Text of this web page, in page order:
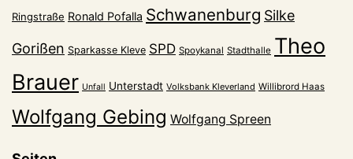
Ringstraße Ronald Pofalla Schwanenburg Silke
Gorißen Sparkasse Kleve SPD Spoykanal Stadthalle Theo
Brauer Unfall Unterstadt Volksbank Kleverland Willibrord Haas
Wolfgang Gebing Wolfgang Spreen